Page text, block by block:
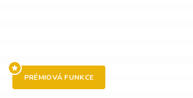
PRÉMIOVÁ FUNKCE